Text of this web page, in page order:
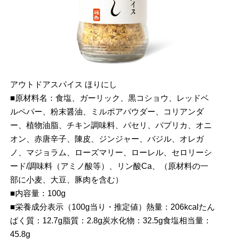
アウトドアスパイス ほりにし
■原材料名：食塩、ガーリック、黒コショウ、レッドベ
ルペパー、粉末醤油、ミルポアパウダー、コリアンダ
ー、植物油脂、チキン調味料、パセリ、パプリカ、オニ
オン、赤唐辛子、陳皮、ジンジャー、バジル、オレガ
ノ、マジョラム、ローズマリー、ローレル、セロリーシ
ード/調味料（アミノ酸等）、リン酸Ca、（原材料の一
部に小麦、大豆、豚肉を含む）
■内容量：100g
■栄養成分表示（100g当り・推定値）熱量：206kcalたん
ぱく質：12.7g脂質：2.8g炭水化物：32.5g食塩相当量：
45.8g